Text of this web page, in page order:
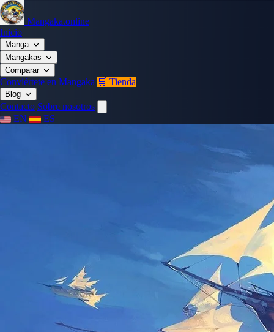
Mangaka.online
Inicio
Manga
Mangakas
Comparar
Conviértete en Mangaka 🛒 Tienda
Blog
Contacto Sobre nosotros
EN
ES